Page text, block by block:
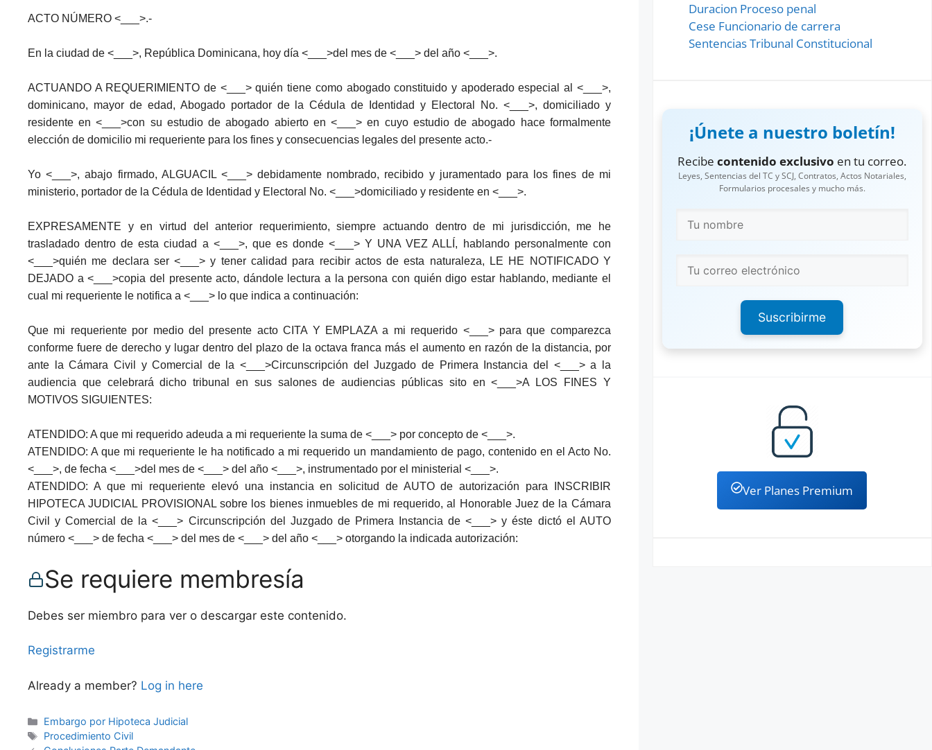
ACTO NÚMERO <___>.-
En la ciudad de <___>, República Dominicana, hoy día <___>del mes de <___> del año <___>.
ACTUANDO A REQUERIMIENTO de <___> quién tiene como abogado constituido y apoderado especial al <___>,
dominicano, mayor de edad, Abogado portador de la Cédula de Identidad y Electoral No. <___>, domiciliado y
residente en <___>con su estudio de abogado abierto en <___> en cuyo estudio de abogado hace formalmente
elección de domicilio mi requeriente para los fines y consecuencias legales del presente acto.-
Yo <___>, abajo firmado, ALGUACIL <___> debidamente nombrado, recibido y juramentado para los fines de mi
ministerio, portador de la Cédula de Identidad y Electoral No. <___>domiciliado y residente en <___>.
EXPRESAMENTE y en virtud del anterior requerimiento, siempre actuando dentro de mi jurisdicción, me he
trasladado dentro de esta ciudad a <___>, que es donde <___> Y UNA VEZ ALLÍ, hablando personalmente con
<___>quién me declara ser <___> y tener calidad para recibir actos de esta naturaleza, LE HE NOTIFICADO Y
DEJADO a <___>copia del presente acto, dándole lectura a la persona con quién digo estar hablando, mediante el
cual mi requeriente le notifica a <___> lo que indica a continuación:
Que mi requeriente por medio del presente acto CITA Y EMPLAZA a mi requerido <___> para que comparezca
conforme fuere de derecho y lugar dentro del plazo de la octava franca más el aumento en razón de la distancia, por
ante la Cámara Civil y Comercial de la <___>Circunscripción del Juzgado de Primera Instancia del <___> a la
audiencia que celebrará dicho tribunal en sus salones de audiencias públicas sito en <___>A LOS FINES Y
MOTIVOS SIGUIENTES:
ATENDIDO: A que mi requerido adeuda a mi requeriente la suma de <___> por concepto de <___>.
ATENDIDO: A que mi requeriente le ha notificado a mi requerido un mandamiento de pago, contenido en el Acto No.
<___>, de fecha <___>del mes de <___> del año <___>, instrumentado por el ministerial <___>.
ATENDIDO: A que mi requeriente elevó una instancia en solicitud de AUTO de autorización para INSCRIBIR
HIPOTECA JUDICIAL PROVISIONAL sobre los bienes inmuebles de mi requerido, al Honorable Juez de la Cámara
Civil y Comercial de la <___> Circunscripción del Juzgado de Primera Instancia de <___> y éste dictó el AUTO
número <___> de fecha <___> del mes de <___> del año <___> otorgando la indicada autorización:
Se requiere membresía
Debes ser miembro para ver o descargar este contenido.
Registrarme
Already a member? Log in here
Categories
Embargo por Hipoteca Judicial
Tags
Procedimiento Civil
Duracion Proceso penal
Cese Funcionario de carrera
Sentencias Tribunal Constitucional
¡Únete a nuestro boletín!
Recibecontenido exclusivo en tu correo.
Leyes, Sentencias del TC y SCJ, Contratos, Actos Notariales,
Formularios procesales y mucho más.
Suscribirme
Ver Planes Premium